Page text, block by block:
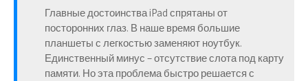
Главные достоинства iPad спрятаны от
посторонних глаз. В наше время большие
планшеты с легкостью заменяют ноутбук.
Единственный минус – отсутствие слота под карту
памяти. Но эта проблема быстро решается с